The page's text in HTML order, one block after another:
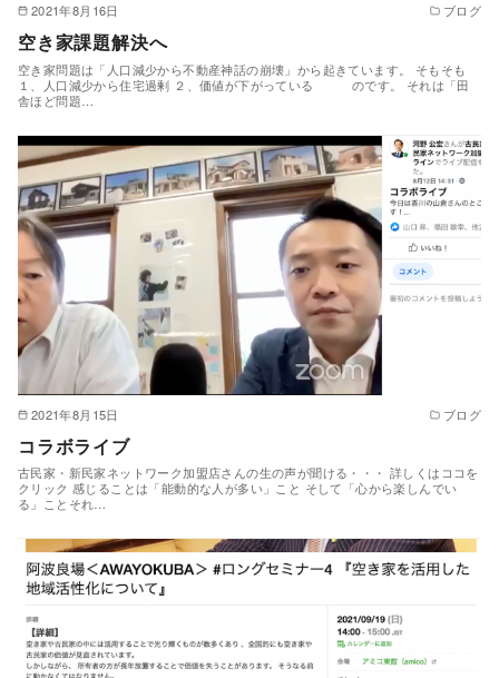
2021年8月16日 ブログ
空き家課題解決へ
空き家問題は「人口減少から不動産神話の崩壊」から起きています。 そもそも
１、人口減少から住宅過剰 ２、価値が下がっている のです。 それは「田
舎ほど問題…
2021年8月15日 ブログ
コラボライブ
古民家・新民家ネットワーク加盟店さんの生の声が聞ける・・・ 詳しくはココを
クリック 感じることは「能動的な人が多い」こと そして「心から楽しんでい
る」ことそれ…